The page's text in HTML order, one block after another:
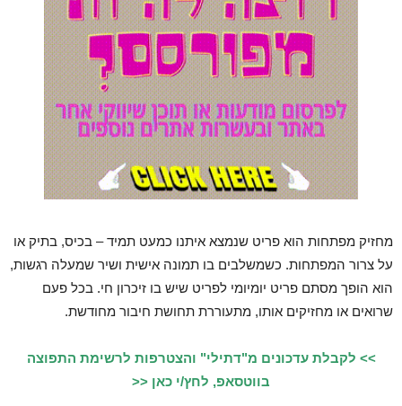
מחזיק מפתחות הוא פריט שנמצא איתנו כמעט תמיד – בכיס, בתיק או
על צרור המפתחות. כשמשלבים בו תמונה אישית ושיר שמעלה רגשות,
הוא הופך מסתם פריט יומיומי לפריט שיש בו זיכרון חי. בכל פעם
שרואים או מחזיקים אותו, מתעוררת תחושת חיבור מחודשת.
>> לקבלת עדכונים מ"דתילי" והצטרפות לרשימת התפוצה
בווטסאפ, לחץ/י כאן <<